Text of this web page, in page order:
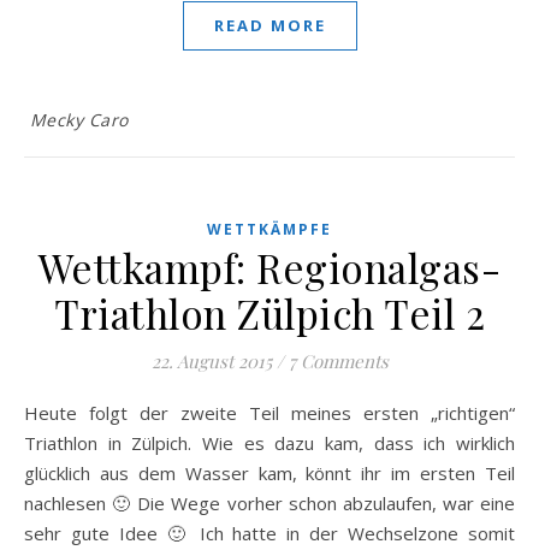
READ MORE
Mecky Caro
WETTKÄMPFE
Wettkampf: Regionalgas-
Triathlon Zülpich Teil 2
22. August 2015 / 7 Comments
Heute folgt der zweite Teil meines ersten „richtigen“
Triathlon in Zülpich. Wie es dazu kam, dass ich wirklich
glücklich aus dem Wasser kam, könnt ihr im ersten Teil
nachlesen 🙂 Die Wege vorher schon abzulaufen, war eine
sehr gute Idee 🙂 Ich hatte in der Wechselzone somit